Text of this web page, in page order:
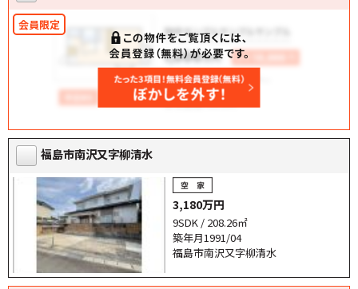
福島市南沢又字柳清水
3,180万円
9SDK / 208.26㎡
築年月1991/04
福島市南沢又字柳清水